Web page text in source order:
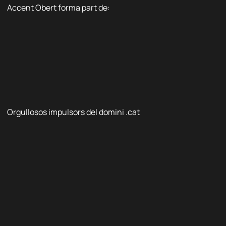
Accent Obert forma part de:
Orgullosos impulsors del domini .cat